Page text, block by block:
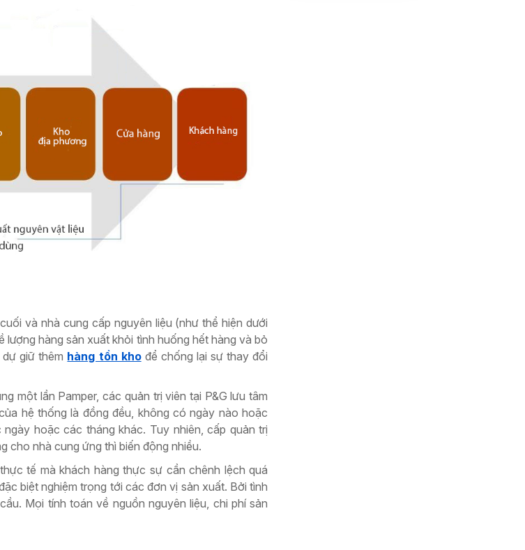
và nhà cung cấp nguyên liệu (như thể hiện dưới
hàng sản xuất khỏi tình huống hết hàng và bỏ
giữ thêm hàng tồn khođể chống lại sự thay đổi
một lần Pamper, các quản trị viên tại P&G lưu tâm
hệ thống là đồng đều, không có ngày nào hoặc
hoặc các tháng khác. Tuy nhiên, cấp quản trị
cho nhà cung ứng thì biến động nhiều.
tế mà khách hàng thực sự cần chênh lệch quá
biệt nghiệm trọng tới các đơn vị sản xuất. Bởi tình
Mọi tính toán về nguồn nguyên liệu, chi phí sản